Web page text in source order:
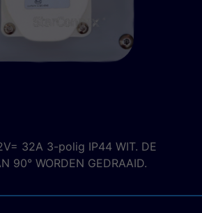
32A 3-polig IP44 WIT. DE
90° WORDEN GEDRAAID.